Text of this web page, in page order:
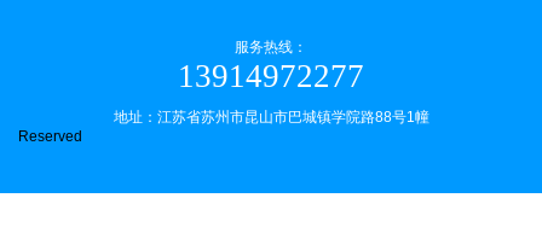
服务热线：
13914972277
地址：江苏省苏州市昆山市巴城镇学院路88号1幢
Reserved